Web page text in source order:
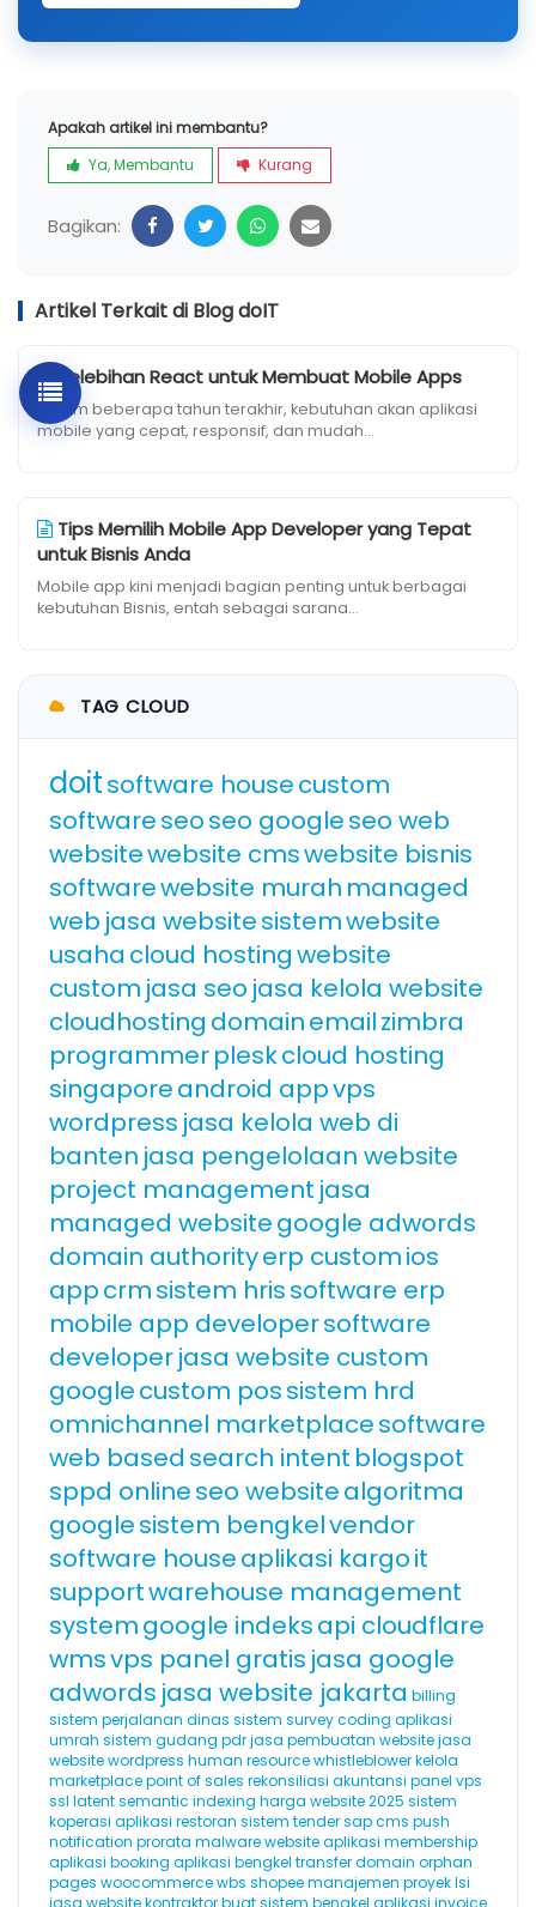
Apakah artikel ini membantu?
Ya, Membantu
Kurang
Bagikan:
Artikel Terkait di Blog doIT
Kelebihan React untuk Membuat Mobile Apps
Dalam beberapa tahun terakhir, kebutuhan akan aplikasi
mobile yang cepat, responsif, dan mudah...
Tips Memilih Mobile App Developer yang Tepat
untuk Bisnis Anda
Mobile app kini menjadi bagian penting untuk berbagai
kebutuhan Bisnis, entah sebagai sarana...
TAG CLOUD
doitsoftware housecustom
softwareseoseo googleseo web
websitewebsite cmswebsite bisnis
softwarewebsite murah managed
web jasa websitesistemwebsite
usaha cloud hostingwebsite
custom jasa seo jasa kelola website
cloudhosting domainemailzimbra
programmerpleskcloud hosting
singaporeandroid appvps
wordpress jasa kelola web di
banten jasa pengelolaan website
project management jasa
managed websitegoogle adwords
domain authorityerp customios
appcrmsistem hrissoftware erp
mobile app developersoftware
developerjasa website custom
googlecustom possistem hrd
omnichannel marketplacesoftware
web based search intent blogspot
sppd onlineseo websitealgoritma
googlesistem bengkelvendor
software houseaplikasi kargoit
supportwarehouse management
systemgoogle indeksapi cloudflare
wmsvps panel gratis jasa google
adwords jasa website jakarta billing
sistem perjalanan dinas sistem surveycoding aplikasi
umrah sistem gudang pdrjasa pembuatan websitejasa
website wordpress human resourcewhistleblowerkelola
marketplacepoint of sales rekonsiliasi akuntansi panel vps
ssl latent semantic indexing harga website 2025 sistem
koperasi aplikasi restoran sistem tendersapcms push
notification prorata malware websiteaplikasi membership
aplikasi booking aplikasi bengkel transfer domain orphan
pages woocommercewbs shopeemanajemen proyeklsi
jasa website kontraktorbuat sistem bengkel aplikasi invoice